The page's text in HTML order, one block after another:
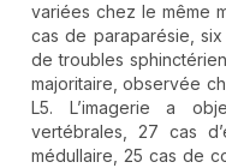
variées chez le même
cas de paraparésie,
de troubles
majoritaire, observée
L5. L’imagerie a
vertébrales, 27 cas
médullaire, 25 cas de